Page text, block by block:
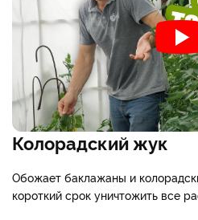
Колорадский жук
Обожает баклажаны и
короткий срок уничтожить все